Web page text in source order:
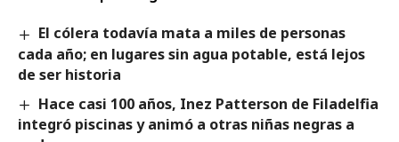
El cólera todavía mata a miles de personas
cada año; en lugares sin agua potable, está lejos
de ser historia
Hace casi 100 años, Inez Patterson de Filadelfia
integró piscinas y animó a otras niñas negras a